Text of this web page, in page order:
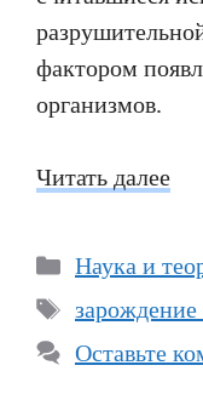
фактором
организмов.
Читать далее
Рубрики
Наука и
Метки
Оставьте